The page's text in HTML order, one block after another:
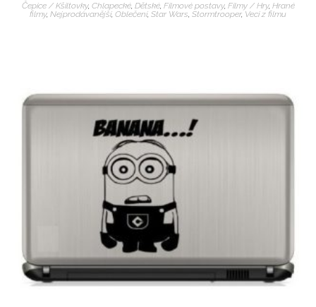
Čepice / Kšiltovky, Chlapecké, Dětské, Filmové postavy, Filmy / Hry, Hrané
filmy, Nejprodávanější, Oblečení, Star Wars, Stormtrooper, Veci z filmu